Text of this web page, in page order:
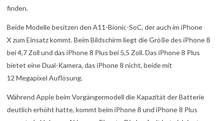
finden.
Beide Modelle besitzen den A11-Bionic-SoC, der auch im iPhone
X zum Einsatz kommt. Beim Bildschirm liegt die Größe des iPhone 8
bei 4,7 Zoll und das iPhone 8 Plus bei 5,5 Zoll. Das iPhone 8 Plus
bietet eine Dual-Kamera, das iPhone 8 nicht, beide mit
12 Megapixel Auflösung.
Während Apple beim Vorgängermodell die Kapazität der Batterie
deutlich erhöht hatte, kommt beim iPhone 8 und iPhone 8 Plus